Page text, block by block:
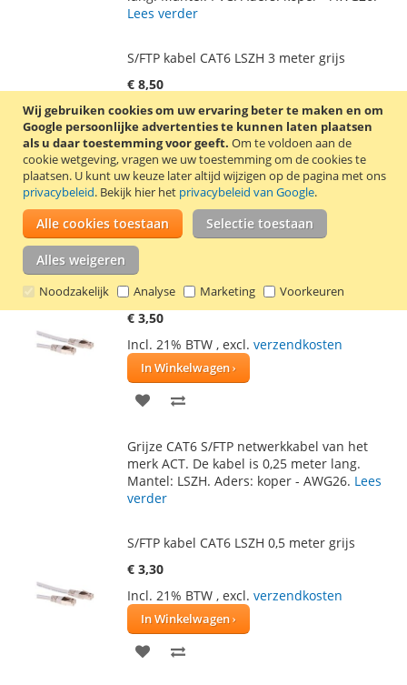
Wij gebruiken cookies om uw ervaring beter te maken en om
Google persoonlijke advertenties te kunnen laten plaatsen
als u daar toestemming voor geeft. Om te voldoen aan de
cookie wetgeving, vragen we uw toestemming om de cookies te
plaatsen. U kunt uw keuze later altijd wijzigen op de pagina met ons
privacybeleid. Bekijk hier het privacybeleid van Google.
Alle cookies toestaan Selectie toestaan
Alles weigeren
Noodzakelijk Analyse Marketing Voorkeuren
VERLANGLIJST
VERGELIJKEN
Lees verder
S/FTP kabel CAT6 LSZH 3 meter grijs
€ 8,50
Incl. 21% BTW, excl.verzendkosten
In Winkelwagen
VOEG
TOE
AAN
TOEVOEGEN
OM
Grijze CAT6 S/FTP netwerkkabel van het
merk ACT. De kabel is 3 meter lang. Mantel:
LSZH. Aders: koper - AWG26.
S/FTP kabel CAT6 LSZH 0,25 meter grijs
€ 3,50
Incl. 21% BTW , excl. verzendkosten
In Winkelwagen
VOEG
AAN
VERLANGLIJST
TE
VERGELIJKEN
Grijze CAT6 S/FTP netwerkkabel van het
merk ACT. De kabel is 0,25 meter lang.
Mantel: LSZH. Aders: koper - AWG26. Lees
verder
S/FTP kabel CAT6 LSZH 0,5 meter grijs
€ 3,30
Incl. 21% BTW , excl. verzendkosten
In Winkelwagen
VOEG